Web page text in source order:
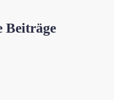
Beiträge